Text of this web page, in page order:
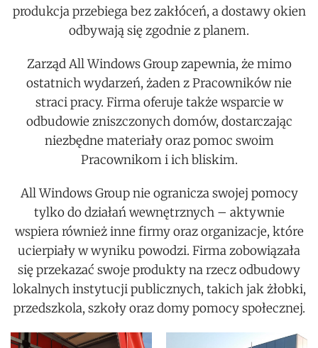
produkcja przebiega bez zakłóceń, a dostawy okien
odbywają się zgodnie z planem.
Zarząd All Windows Group zapewnia, że mimo
ostatnich wydarzeń, żaden z Pracowników nie
straci pracy. Firma oferuje także wsparcie w
odbudowie zniszczonych domów, dostarczając
niezbędne materiały oraz pomoc swoim
Pracownikom i ich bliskim.
All Windows Group nie ogranicza swojej pomocy
tylko do działań wewnętrznych – aktywnie
wspiera również inne firmy oraz organizacje, które
ucierpiały w wyniku powodzi. Firma zobowiązała
się przekazać swoje produkty na rzecz odbudowy
lokalnych instytucji publicznych, takich jak żłobki,
przedszkola, szkoły oraz domy pomocy społecznej.